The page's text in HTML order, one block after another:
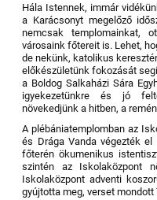
Hála Istennek, immár
a Karácsonyt megelőző
nemcsak templomainkat,
városaink főtereit is. Lehet,
de nekünk, katolikus
előkészületünk fokozását
a Boldog Salkaházi Sára
igyekezetünkre és jó
növekedjünk a hitben, a
A plébániatemplomban az
és Drága Vanda végezték
főterén ökumenikus
szintén az Iskolaközpont
Iskolaközpont adventi
gyújtotta meg, verset mondott